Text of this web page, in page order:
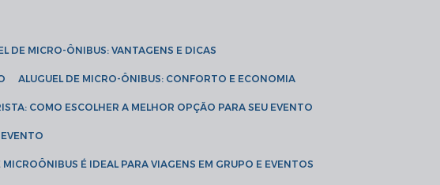
DE MICRO-ÔNIBUS: VANTAGENS E DICAS
ALUGUEL DE MICRO-ÔNIBUS: CONFORTO E ECONOMIA
COMO ESCOLHER A MELHOR OPÇÃO PARA SEU EVENTO
MICROÔNIBUS É IDEAL PARA VIAGENS EM GRUPO E EVENTOS